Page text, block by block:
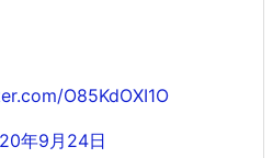
O85KdOXI1O
年9月24日